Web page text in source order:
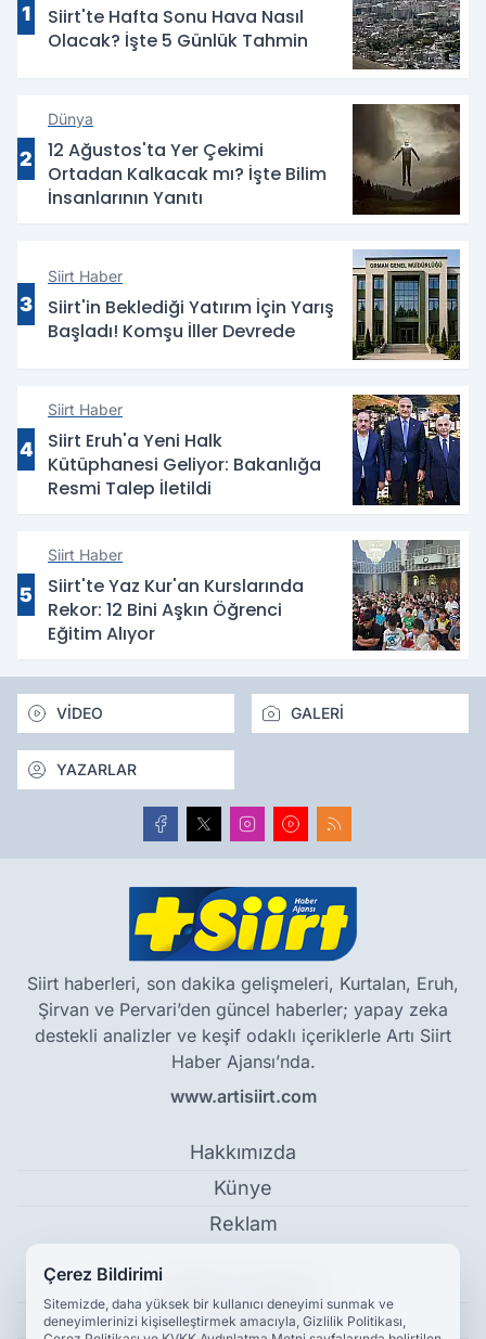
1
Siirt'te Hafta Sonu Hava Nasıl
Olacak? İşte 5 Günlük Tahmin
2
Dünya
12 Ağustos'ta Yer Çekimi
Ortadan Kalkacak mı? İşte Bilim
İnsanlarının Yanıtı
3
Siirt Haber
Siirt'in Beklediği Yatırım İçin Yarış
Başladı! Komşu İller Devrede
4
Siirt Haber
Siirt Eruh'a Yeni Halk
Kütüphanesi Geliyor: Bakanlığa
Resmi Talep İletildi
5
Siirt Haber
Siirt'te Yaz Kur'an Kurslarında
Rekor: 12 Bini Aşkın Öğrenci
Eğitim Alıyor
VİDEO GALERİ
YAZARLAR
Siirt haberleri, son dakika gelişmeleri, Kurtalan, Eruh,
Şirvan ve Pervari’den güncel haberler; yapay zeka
destekli analizler ve keşif odaklı içeriklerle Artı Siirt
Haber Ajansı’nda.
www.artisiirt.com
Hakkımızda
Künye
Reklam
Gizlilik Politikası
Çerez Bildirimi
Sitemizde, daha yüksek bir kullanıcı deneyimi sunmak ve
deneyimlerinizi kişiselleştirmek amacıyla, Gizlilik Politikası,